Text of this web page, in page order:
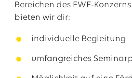
Bereichen des EWE-
bieten wir dir:
individuelle Begleitung
umfangreiches